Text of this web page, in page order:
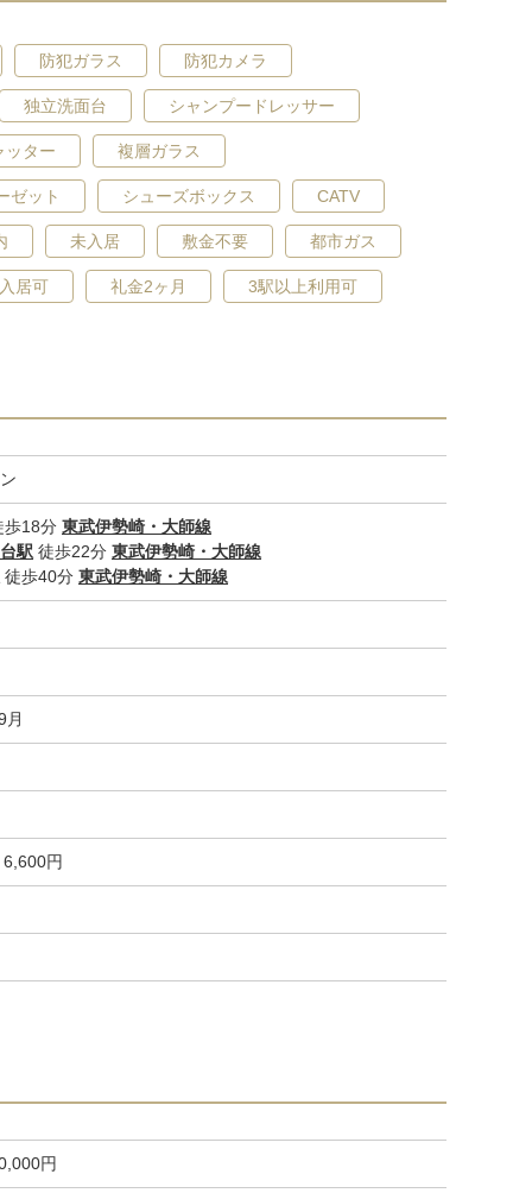
トイレ防犯ガラス 防犯カメラ
独立洗面台 シャンプードレッサー
ッター 複層ガラス
ゼット シューズボックス CATV
未入居 敷金不要 都市ガス
居可 礼金2ヶ月 3駅以上利用可
18分 東武伊勢崎・大師線
駅 徒歩22分 東武伊勢崎・大師線
徒歩40分 東武伊勢崎・大師線
月
円
円